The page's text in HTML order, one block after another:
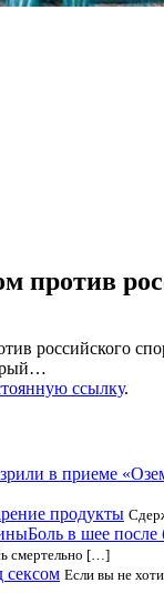
против
ссылку.
в приеме
продукты
Боль в шее
смертельно […]
сексом Если вы не